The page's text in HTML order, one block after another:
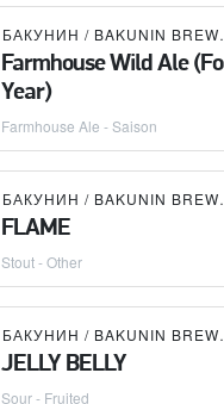
Farmhouse Wild Ale
Year)
Farmhouse Ale - Saison
FLAME
Stout - Other
JELLY BELLY
Sour - Fruited